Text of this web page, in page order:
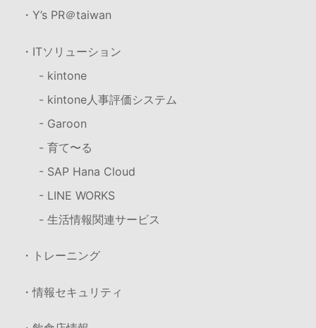
・Y’s PR＠taiwan
・ITソリューション
- kintone
- kintone人事評価システム
- Garoon
- 育て〜る
- SAP Hana Cloud
- LINE WORKS
- 生活情報関連サービス
・トレーニング
・情報セキュリティ